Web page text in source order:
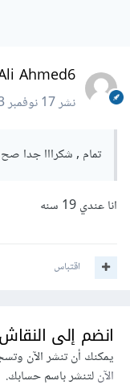
Ali Ahmed6
نشر17 نوفمبر 2023
تمام , شكرااا جدا
انا عندي 19 سنه
اقتباس
انضم إلى النقاش
يمكنك أن تنشر الآن
الآنلتنشر باسم حسابك.